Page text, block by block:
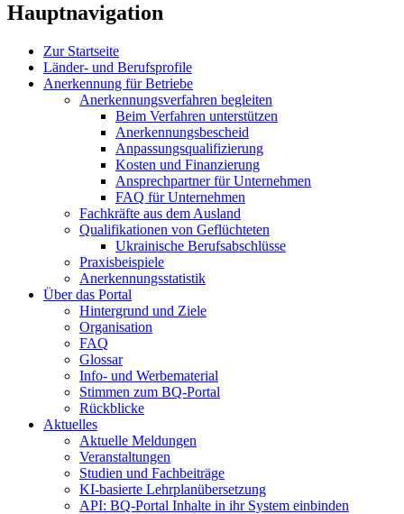
Hauptnavigation
Zur Startseite
Länder- und Berufsprofile
Anerkennung für Betriebe
Anerkennungsverfahren begleiten
Beim Verfahren unterstützen
Anerkennungsbescheid
Anpassungsqualifizierung
Kosten und Finanzierung
Ansprechpartner für Unternehmen
FAQ für Unternehmen
Fachkräfte aus dem Ausland
Qualifikationen von Geflüchteten
Ukrainische Berufsabschlüsse
Praxisbeispiele
Anerkennungsstatistik
Über das Portal
Hintergrund und Ziele
Organisation
FAQ
Glossar
Info- und Werbematerial
Stimmen zum BQ-Portal
Rückblicke
Aktuelles
Aktuelle Meldungen
Veranstaltungen
Studien und Fachbeiträge
KI-basierte Lehrplanübersetzung
API: BQ-Portal Inhalte in ihr System einbinden